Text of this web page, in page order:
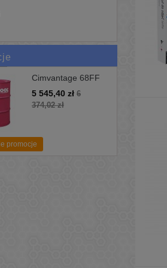
Cimvantage 68FF
Chłodziwo Cimcool
5 545,40 zł 6
374,02 zł
promocje